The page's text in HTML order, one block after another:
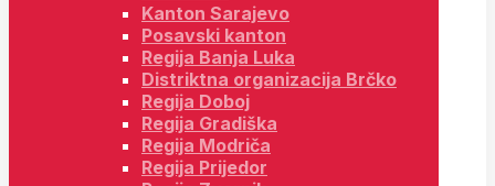
Kanton Sarajevo
Posavski kanton
Regija Banja Luka
Distriktna organizacija Brčko
Regija Doboj
Regija Gradiška
Regija Modriča
Regija Prijedor